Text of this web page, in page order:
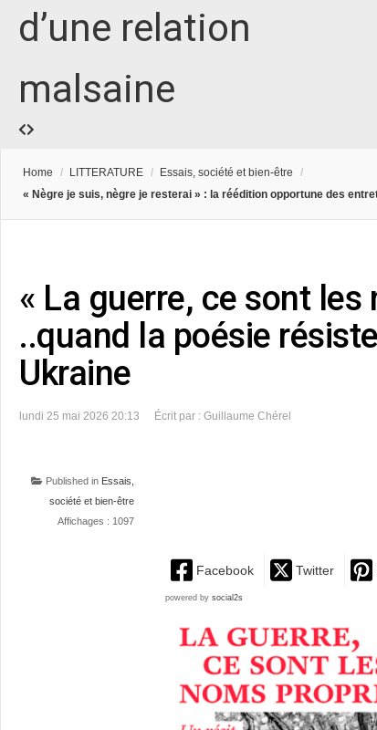
d’une relation
malsaine
Home / LITTERATURE / Essais, société et bien-être
/
« Nègre je suis, nègre je resterai » : la réédition opportune des
« La guerre, ce sont les
..quand la poésie
Ukraine
lundi 25 mai 2026 20:13 Écrit par : Guillaume Chérel
Published in Essais,
société et bien-être
Affichages : 1097
Facebook Twitter
powered by social2s